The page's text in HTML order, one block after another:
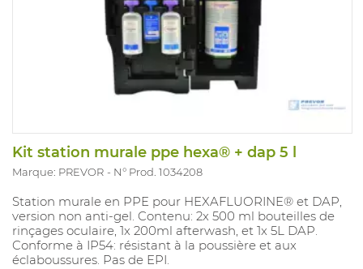
Kit station murale ppe hexa® + dap 5 l
Marque: PREVOR N° Prod. 1034208
Station murale en PPE pour HEXAFLUORINE® et DAP,
version non anti-gel. Contenu: 2x 500 ml bouteilles de
rinçages oculaire, 1x 200ml afterwash, et 1x 5L DAP.
Conforme à IP54: résistant à la poussière et aux
éclaboussures. Pas de EPI.